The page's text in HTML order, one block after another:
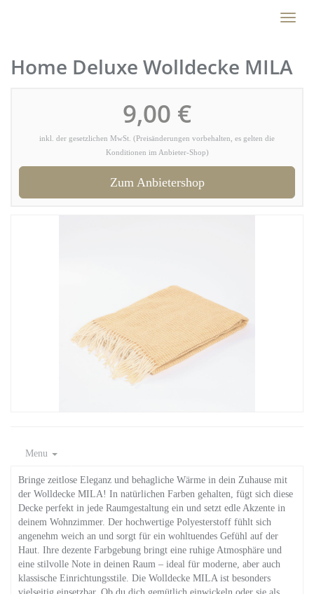
Toggle
Home Deluxe Wolldecke MILA
9,00 €
inkl. der gesetzlichen MwSt. (Preisänderungen vorbehalten, es gelten die
Konditionen im Anbieter-Shop)
Zum Anbietershop
Menu
Bringe zeitlose Eleganz und behagliche Wärme in dein Zuhause mit
der Wolldecke MILA! In natürlichen Farben gehalten, fügt sich diese
Decke perfekt in jede Raumgestaltung ein und setzt edle Akzente in
deinem Wohnzimmer. Der hochwertige Polyesterstoff fühlt sich
angenehm weich an und sorgt für ein wohltuendes Gefühl auf der
Haut. Ihre dezente Farbgebung bringt eine ruhige Atmosphäre und
eine stilvolle Note in deinen Raum – ideal für moderne, aber auch
klassische Einrichtungsstile. Die Wolldecke MILA ist besonders